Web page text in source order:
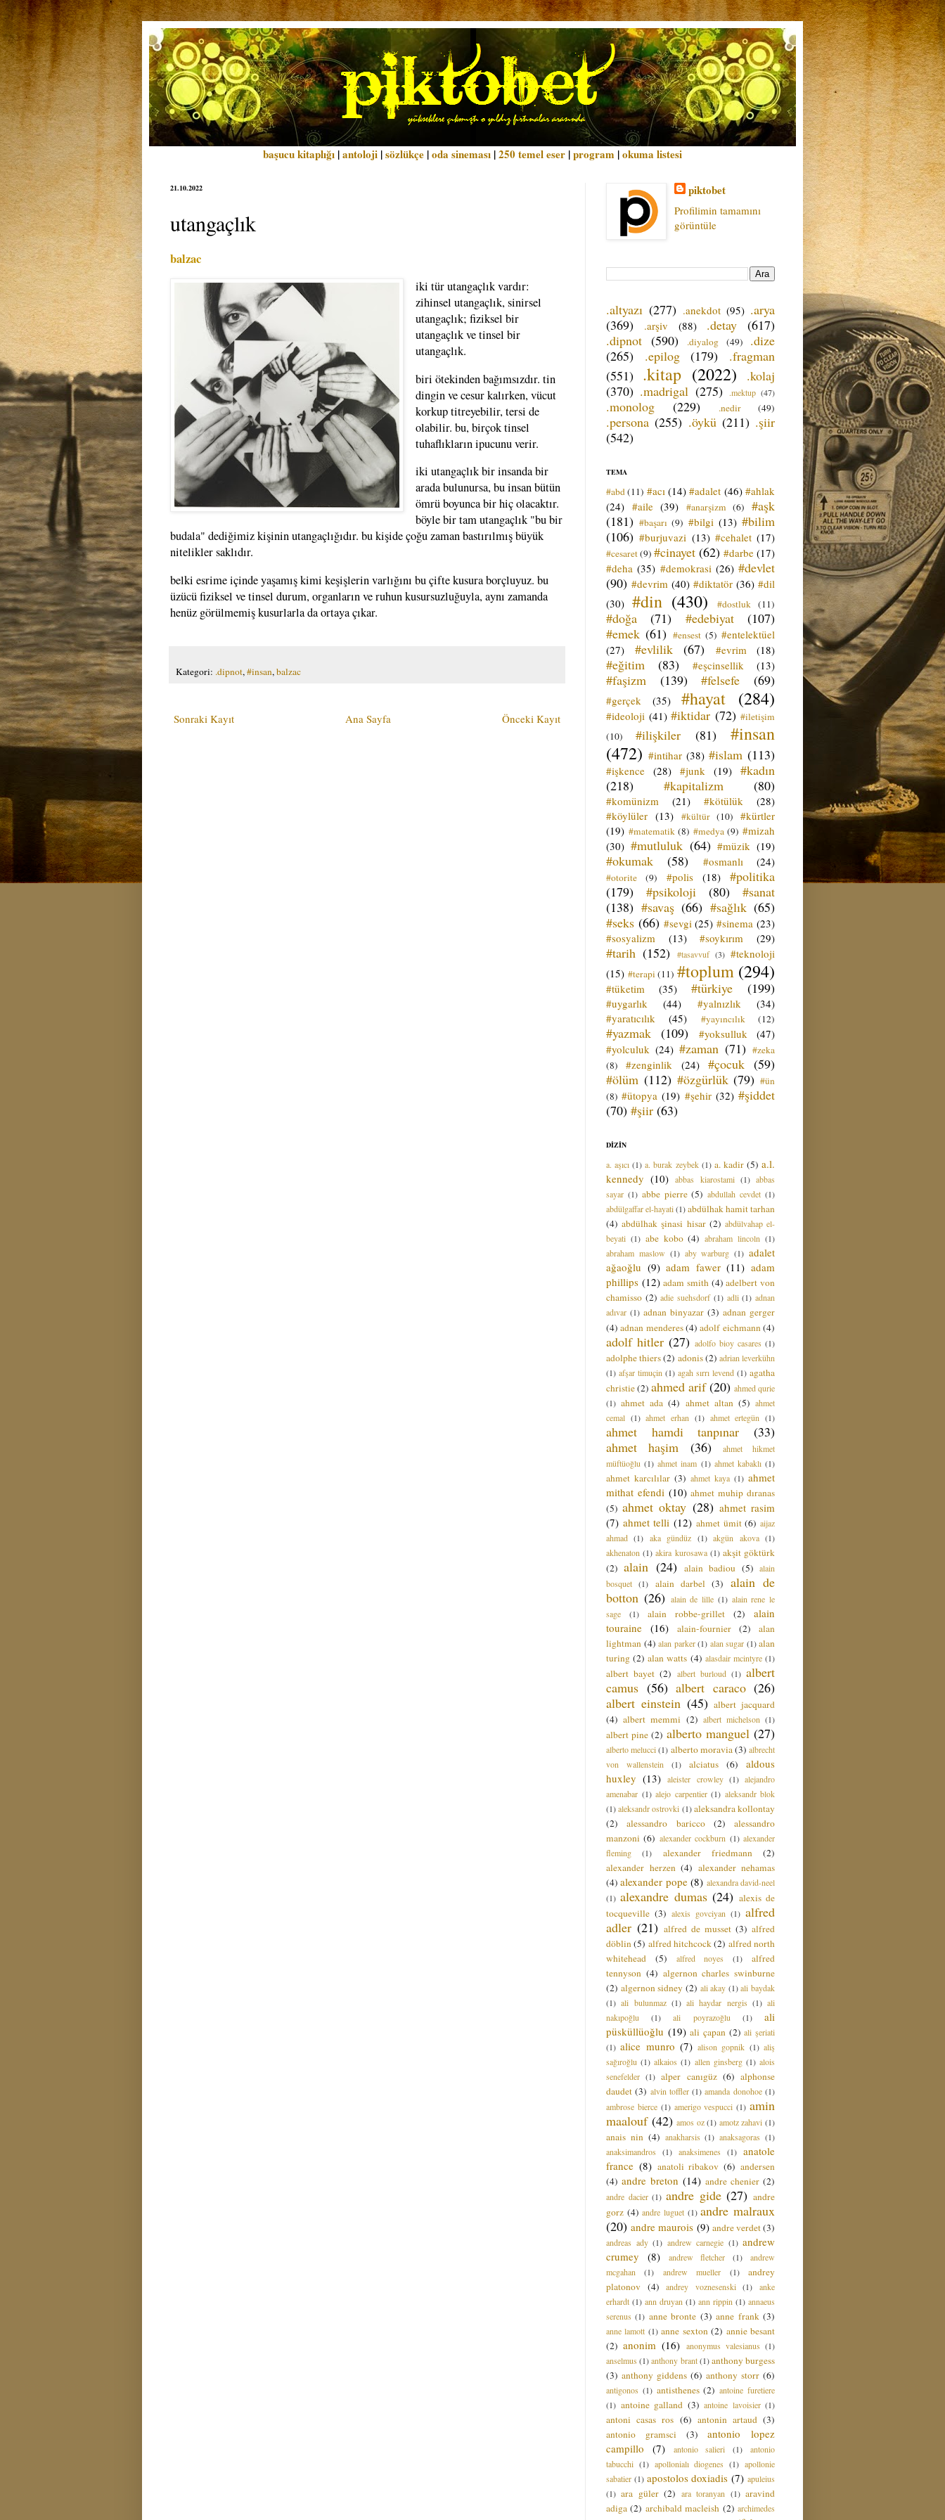
başucu kitaplığı |antoloji |sözlükçe |oda sineması |250 temel eser |program |okuma listesi
21.10.2022
utangaçlık
balzac
iki tür utangaçlık vardır:
zihinsel utangaçlık, sinirsel
utangaçlık; fiziksel bir
utangaçlık ve tinsel bir
utangaçlık.
biri ötekinden bağımsızdır. tin
dingin ve cesur kalırken, vücut
korkup titreyebilir, tersi de
olabilir. bu, birçok tinsel
tuhaflıkların ipucunu verir.
iki utangaçlık bir insanda bir
arada bulunursa, bu insan bütün
ömrü boyunca bir hiç olacaktır.
böyle bir tam utangaçlık "bu bir
budala" dediğimiz kişinin utangaçlığıdır. bu kişide çoğu zaman bastırılmış büyük
nitelikler saklıdır.
belki esrime içinde yaşamış kimi keşişlerin varlığını bu çifte kusura borçluyuz. bu
üzücü fiziksel ve tinsel durum, organların ve ruhun kusursuzluğuyla, aynı zamanda
henüz görülmemiş kusurlarla da ortaya çıkar.
Kategori: .dipnot,#insan,balzac
Sonraki Kayıt Önceki Kayıt
Ana Sayfa
piktobet
Profilimin tamamını
görüntüle
.altyazı (277) .anekdot (95) .arya
(369)
.arşiv (88) .detay
(617)
.dipnot (590) .diyalog (49)
.dize
(265)
.epilog (179)
.fragman
(551) .kitap (2022)
.kolaj
(370) .madrigal (275) .mektup (47)
.monolog (229) .nedir (49)
.persona (255) .öykü (211) .şiir
(542)
TEMA
#abd (11) #acı (14) #adalet (46) #ahlak
(24) #aile (39) #anarşizm (6)
#aşk
(181) #başarı (9) #bilgi (13) #bilim
(106) #burjuvazi (13) #cehalet (17)
#cesaret(9) #cinayet (62) #darbe (17)
#deha (35) #demokrasi (26) #devlet
(90) #devrim (40) #diktatör (36) #dil
(30) #din (430) #dostluk (11)
#doğa (71) #edebiyat
(107)
#emek (61) #ensest (5) #entelektüel
(27)
#evlilik (67) #evrim (18)
#eğitim (83) #eşcinsellik (13)
#faşizm (139) #felsefe (69)
#gerçek (35) #hayat (284)
#ideoloji (41) #iktidar (72) #iletişim
(10)
#ilişkiler (81)
#insan
(472) #intihar (38) #islam (113)
#işkence (28) #junk (19) #kadın
(218)
#kapitalizm (80)
#komünizm (21) #kötülük
(28)
#köylüler (13) #kültür (10)
#kürtler
(19) #matematik (8) #medya (9) #mizah
(30) #mutluluk (64) #müzik (19)
#okumak (58) #osmanlı (24)
#otorite (9) #polis (18)
#politika
(179)
#psikoloji (80)
#sanat
(138) #savaş (66) #sağlık (65)
#seks (66) #sevgi (25) #sinema (23)
#sosyalizm
(13) #soykırım (29)
#tarih (152) #tasavvuf (3) #teknoloji
(15) #terapi (11) #toplum (294)
#tüketim (35) #türkiye (199)
#uygarlık (44) #yalnızlık
(34)
#yaratıcılık
(45) #yayıncılık (12)
#yazmak (109) #yoksulluk
(47)
#yolculuk (24) #zaman (71) #zeka
(8)
#zenginlik (24) #çocuk (59)
#ölüm (112) #özgürlük (79) #ün
(8) #ütopya (19) #şehir (32) #şiddet
(70) #şiir (63)
DİZİN
a. aşıcı (1) a. burak zeybek (1) a. kadir (5) a.l.
kennedy (10) abbas kiarostami (1) abbas
sayar (1) abbe pierre (5) abdullah cevdet (1)
abdülgaffar el-hayati(1)abdülhak hamit tarhan
(4) abdülhak şinasi hisar (2) abdülvahap el-
beyati (1) abe kobo (4) abraham lincoln (1)
abraham maslow (1) aby warburg (1) adalet
ağaoğlu (9) adam fawer (11) adam
phillips (12) adam smith (4) adelbert von
chamisso (2) adie suehsdorf (1) adli (1) adnan
adıvar (1) adnan binyazar (3) adnan gerger
(4) adnan menderes(4) adolf eichmann (4)
adolf hitler (27) adolfo bioy casares (1)
adolphe thiers(2) adonis(2) adrian leverkühn
(1) afşar timuçin (1) agah sırrı levend (1) agatha
christie(2) ahmed arif (20) ahmed qurie
(1) ahmet ada (4) ahmet altan (5) ahmet
cemal (1) ahmet erhan (1) ahmet ertegün (1)
ahmet hamdi tanpınar
(33)
ahmet haşim
(36)
ahmet hikmet
müftüoğlu (1) ahmet inam (1) ahmet kabaklı (1)
ahmet karcılılar (3) ahmet kaya (1) ahmet
mithat efendi (10) ahmet muhip dıranas
(5) ahmet oktay (28) ahmet rasim
(7) ahmet telli (12) ahmet ümit (6) aijaz
ahmad (1) aka gündüz (1) akgün akova (1)
akhenaton (1) akira kurosawa (1) akşit göktürk
(2) alain (24) alain badiou (5) alain
bosquet (1) alain darbel (3)
alain de
botton (26) alain de lille (1) alain rene le
sage
(1) alain robbe-grillet (2)
alain
touraine (16) alain-fournier (2)
alan
lightman (4) alan parker (1) alan sugar (1) alan
turing (2) alan watts (4) alasdair mcintyre (1)
albert bayet (2) albert burloud (1) albert
camus (56) albert caraco (26)
albert einstein (45) albert jacquard
(4) albert memmi (2) albert michelson (1)
albert pine (2) alberto manguel (27)
alberto melucci (1) alberto moravia (3) albrecht
von wallenstein
(1) alciatus (6)
aldous
huxley (13) aleister crowley (1) alejandro
amenabar (1) alejo carpentier (1) aleksandr blok
(1) aleksandr ostrovki (1) aleksandra kollontay
(2)
alessandro baricco (2)
alessandro
manzoni (6) alexander cockburn (1) alexander
fleming
(1) alexander friedmann
(2)
alexander herzen (4) alexander nehamas
(4) alexander pope (8) alexandra david-neel
(1) alexandre dumas (24) alexis de
tocqueville (3) alexis govciyan (1) alfred
adler (21) alfred de musset (3) alfred
döblin (5) alfred hitchcock(2) alfred north
whitehead
(5) alfred noyes (1)
alfred
tennyson (4) algernon charles swinburne
(2) algernon sidney (2) ali akay (1) ali baydak
(1) ali bulunmaz (1) ali haydar nergis (1) ali
nakıpoğlu
(1) ali poyrazoğlu (1)
ali
püsküllüoğlu (19) ali çapan (2) ali şeriati
(1) alice munro (7) alison gopnik (1) aliş
sağıroğlu (1) alkaios (1) allen ginsberg (1) alois
senefelder (1) alper canıgüz (6) alphonse
daudet (3) alvin toffler (1) amanda donohoe (1)
ambrose bierce (1) amerigo vespucci (1) amin
maalouf (42) amos oz (1) amotz zahavi (1)
anais nin (4) anakharsis (1) anaksagoras (1)
anaksimandros
(1) anaksimenes (1) anatole
france (8) anatoli ribakov (6) andersen
(4) andre breton (14) andre chenier (2)
andre dacier (1) andre gide (27) andre
gorz (4) andre luguet (1) andre malraux
(20) andre maurois (9) andre verdet(3)
andreas ady (1) andrew carnegie (1) andrew
crumey
(8) andrew fletcher (1)
andrew
mcgahan
(1) andrew mueller (1)
andrey
platonov (4) andrey voznesenski (1)
anke
erhardt (1) ann druyan (1) ann rippin (1) annaeus
serenus (1) anne bronte (3) anne frank (3)
anne lamott (1) anne sexton (2) annie besant
(2) anonim (16) anonymus valesianus (1)
anselmus (1) anthony brant (1) anthony burgess
(3) anthony giddens (6) anthony storr (6)
antigonos (1) antisthenes (2) antoine furetiere
(1) antoine galland (3) antoine lavoisier (1)
antoni casas ros (6) antonin artaud (3)
antonio gramsci
(3)
antonio lopez
campillo
(7) antonio salieri (1)
antonio
tabucchi (1) apollonialı diogenes (1) apollonie
sabatier (1) apostolos doxiadis (7) apuleius
(1) ara güler (2) ara toranyan (1) aravind
adiga (2) archibald macleish (2) archimedes